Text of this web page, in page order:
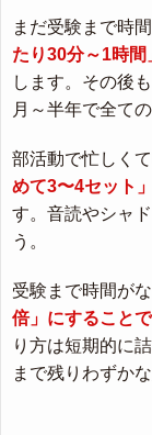
まだ受験まで時
たり30分～1時
します。その後
月～半年で全て
部活動で忙しく
めて3〜4セット
す。音読やシャ
う。
受験まで時間が
倍」にすること
り方は短期的に
まで残りわずか